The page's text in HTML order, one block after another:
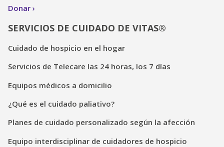
Donar
SERVICIOS DE CUIDADO DE VITAS®
Cuidado de hospicio en el hogar
Servicios de Telecare las 24 horas, los 7 días
Equipos médicos a domicilio
¿Qué es el cuidado paliativo?
Planes de cuidado personalizado según la afección
Equipo interdisciplinar de cuidadores de hospicio